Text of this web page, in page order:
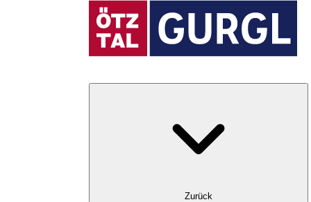
Zurück